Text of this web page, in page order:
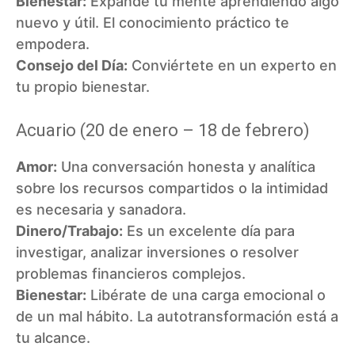
nuevo y útil. El conocimiento práctico te
empodera.
Consejo del Día: Conviértete en un experto en
tu propio bienestar.
Acuario (20 de enero – 18 de febrero)
Amor: Una conversación honesta y analítica
sobre los recursos compartidos o la intimidad
es necesaria y sanadora.
Dinero/Trabajo: Es un excelente día para
investigar, analizar inversiones o resolver
problemas financieros complejos.
Bienestar: Libérate de una carga emocional o
de un mal hábito. La autotransformación está a
tu alcance.